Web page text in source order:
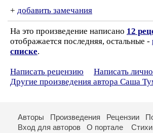
+ добавить замечания
На это произведение написано 12
отображается последняя, остальные -
списке.
Написать рецензию
Написать
Другие произведения автора Саша
Авторы Произведения Рецензии
Вход для авторов
О портале